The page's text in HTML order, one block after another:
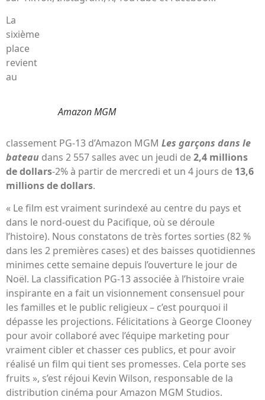
Amazon MGM
La
sixième
place
revient
au
classement PG-13 d’Amazon MGM Les garçons dans le
bateau dans 2 557 salles avec un jeudi de2,4 millions
de dollars-2% à partir de mercredi et un 4 jours de 13,6
millions de dollars.
« Le film est vraiment surindexé au centre du pays et
dans le nord-ouest du Pacifique, où se déroule
l’histoire). Nous constatons de très fortes sorties (82 %
dans les 2 premières cases) et des baisses quotidiennes
minimes cette semaine depuis l’ouverture le jour de
Noël. La classification PG-13 associée à l’histoire vraie
inspirante en a fait un visionnement consensuel pour
les familles et le public religieux – c’est pourquoi il
dépasse les projections. Félicitations à George Clooney
pour avoir collaboré avec l’équipe marketing pour
vraiment cibler et chasser ces publics, et pour avoir
réalisé un film qui tient ses promesses. Cela porte ses
fruits », s’est réjoui Kevin Wilson, responsable de la
distribution cinéma pour Amazon MGM Studios.